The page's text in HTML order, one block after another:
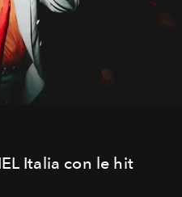
Italia con le hit